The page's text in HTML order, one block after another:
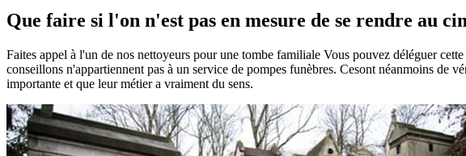
Que faire si l'on n'est pas en mesure de se rendre au
Faites appel à l'un de nos nettoyeurs pour une tombe familiale Vous pouvez déléguer
conseillons n'appartiennent pas à un service de pompes funèbres. Cesont néanmoins de
importante et que leur métier a vraiment du sens.